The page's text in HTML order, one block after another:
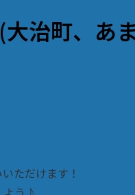
治町、あ
ただけます！